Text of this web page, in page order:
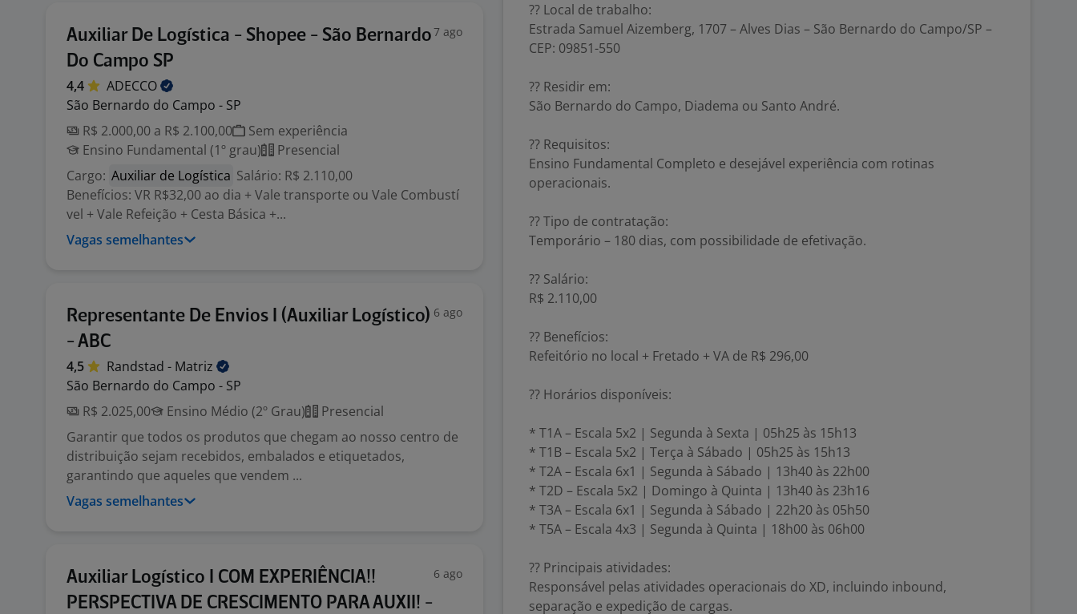
Auxiliar De Logística - Shopee - São Bernardo
Do Campo SP
7 ago
4,4
ADECCO
São Bernardo do Campo - SP
R$ 2.000,00 a R$ 2.100,00
Sem experiência
Ensino Fundamental (1º grau)
Presencial
Cargo: Auxiliar de Logística Salário: R$ 2.110,00
Benefícios: VR R$32,00 ao dia + Vale transporte ou Vale Combustí
vel + Vale Refeição + Cesta Básica +...
Vagas semelhantes
Representante De Envios I (Auxiliar Logístico)
- ABC
6 ago
4,5 Randstad - Matriz
São Bernardo do Campo - SP
R$ 2.025,00
Ensino Médio (2º Grau)
Presencial
Garantir que todos os produtos que chegam ao nosso centro de
distribuição sejam recebidos, embalados e etiquetados,
garantindo que aqueles que vendem ...
Vagas semelhantes
Auxiliar Logístico I COM EXPERIÊNCIA!!
PERSPECTIVA DE CRESCIMENTO PARA AUXII! -
6 ago
?? Local de trabalho:
Estrada Samuel Aizemberg, 1707 – Alves Dias – São Bernardo do Campo/SP –
CEP: 09851-550
?? Residir em:
São Bernardo do Campo, Diadema ou Santo André.
?? Requisitos:
Ensino Fundamental Completo e desejável experiência com rotinas
operacionais.
?? Tipo de contratação:
Temporário – 180 dias, com possibilidade de efetivação.
?? Salário:
R$ 2.110,00
?? Benefícios:
Refeitório no local + Fretado + VA de R$ 296,00
?? Horários disponíveis:
* T1A – Escala 5x2 | Segunda à Sexta | 05h25 às 15h13
* T1B – Escala 5x2 | Terça à Sábado | 05h25 às 15h13
* T2A – Escala 6x1 | Segunda à Sábado | 13h40 às 22h00
* T2D – Escala 5x2 | Domingo à Quinta | 13h40 às 23h16
* T3A – Escala 6x1 | Segunda à Sábado | 22h20 às 05h50
* T5A – Escala 4x3 | Segunda à Quinta | 18h00 às 06h00
?? Principais atividades:
Responsável pelas atividades operacionais do XD, incluindo inbound,
separação e expedição de cargas.